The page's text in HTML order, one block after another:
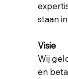
staan
Visie
Wij
en